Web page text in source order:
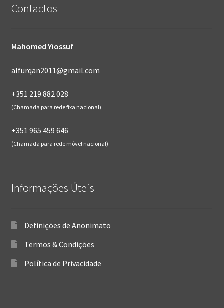
Contactos
Mahomed Yiossuf
alfurqan2011@gmail.com
+351 219 882 028
(Chamada para rede fixa nacional)
+351 965 459 646
(Chamada para rede móvel nacional)
Informações Úteis
Definições de Anonimato
Termos & Condições
Política de Privacidade